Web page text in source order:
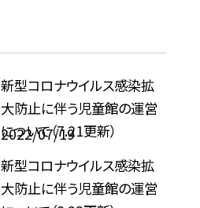
新型コロナウイルス感染拡
大防止に伴う児童館の運営
について（7.21更新）
2022/07/19
新型コロナウイルス感染拡
大防止に伴う児童館の運営